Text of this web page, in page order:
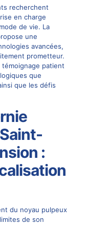
recherchent
en charge
de vie. La
une
avancées,
prometteur.
témoignage patient
que
que les défis
:
du noyau pulpeux
de son